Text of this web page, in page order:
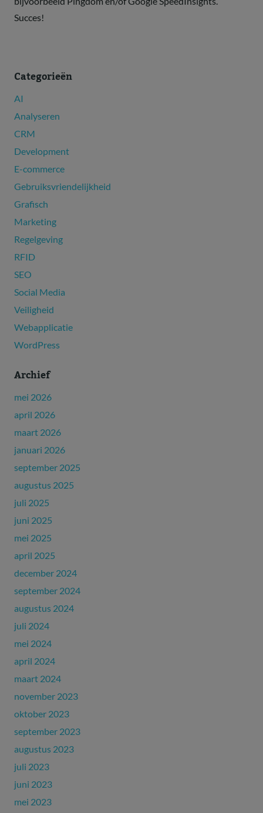
Succes!
Categorieën
AI
Analyseren
CRM
Development
E-commerce
Gebruiksvriendelijkheid
Grafisch
Marketing
Regelgeving
RFID
SEO
Social Media
Veiligheid
Webapplicatie
WordPress
Archief
mei 2026
april 2026
maart 2026
januari 2026
september 2025
augustus 2025
juli 2025
juni 2025
mei 2025
april 2025
december 2024
september 2024
augustus 2024
juli 2024
mei 2024
april 2024
maart 2024
november 2023
oktober 2023
september 2023
augustus 2023
juli 2023
juni 2023
mei 2023